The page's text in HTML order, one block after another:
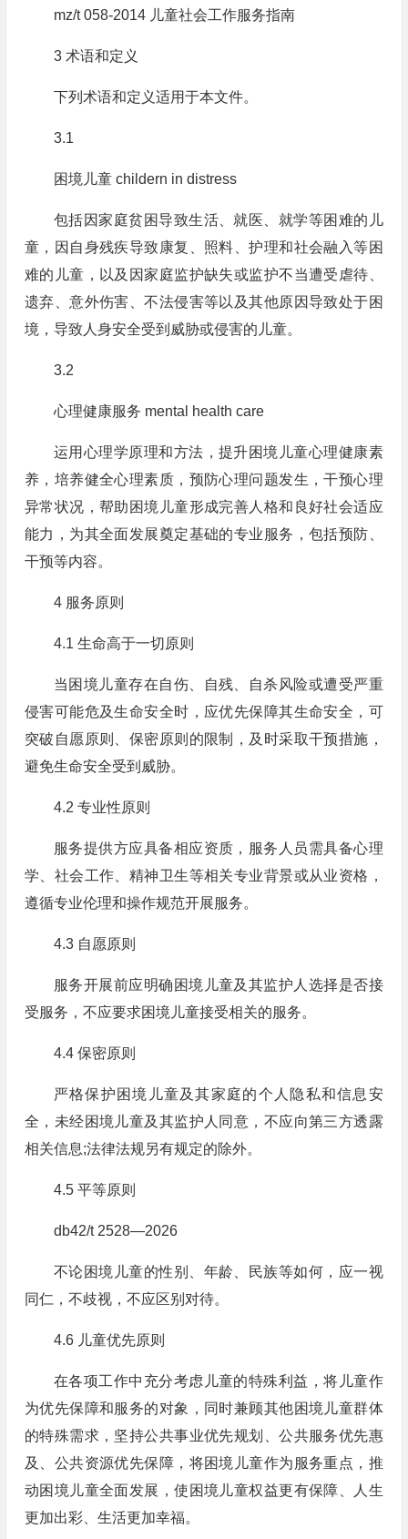
mz/t 058-2014 儿童社会工作服务指南
3 术语和定义
下列术语和定义适用于本文件。
3.1
困境儿童 childern in distress
包括因家庭贫困导致生活、就医、就学等困难的儿
童，因自身残疾导致康复、照料、护理和社会融入等困
难的儿童，以及因家庭监护缺失或监护不当遭受虐待、
遗弃、意外伤害、不法侵害等以及其他原因导致处于困
境，导致人身安全受到威胁或侵害的儿童。
3.2
心理健康服务 mental health care
运用心理学原理和方法，提升困境儿童心理健康素
养，培养健全心理素质，预防心理问题发生，干预心理
异常状况，帮助困境儿童形成完善人格和良好社会适应
能力，为其全面发展奠定基础的专业服务，包括预防、
干预等内容。
4 服务原则
4.1 生命高于一切原则
当困境儿童存在自伤、自残、自杀风险或遭受严重
侵害可能危及生命安全时，应优先保障其生命安全，可
突破自愿原则、保密原则的限制，及时采取干预措施，
避免生命安全受到威胁。
4.2 专业性原则
服务提供方应具备相应资质，服务人员需具备心理
学、社会工作、精神卫生等相关专业背景或从业资格，
遵循专业伦理和操作规范开展服务。
4.3 自愿原则
服务开展前应明确困境儿童及其监护人选择是否接
受服务，不应要求困境儿童接受相关的服务。
4.4 保密原则
严格保护困境儿童及其家庭的个人隐私和信息安
全，未经困境儿童及其监护人同意，不应向第三方透露
相关信息;法律法规另有规定的除外。
4.5 平等原则
db42/t 2528—2026
不论困境儿童的性别、年龄、民族等如何，应一视
同仁，不歧视，不应区别对待。
4.6 儿童优先原则
在各项工作中充分考虑儿童的特殊利益，将儿童作
为优先保障和服务的对象，同时兼顾其他困境儿童群体
的特殊需求，坚持公共事业优先规划、公共服务优先惠
及、公共资源优先保障，将困境儿童作为服务重点，推
动困境儿童全面发展，使困境儿童权益更有保障、人生
更加出彩、生活更加幸福。